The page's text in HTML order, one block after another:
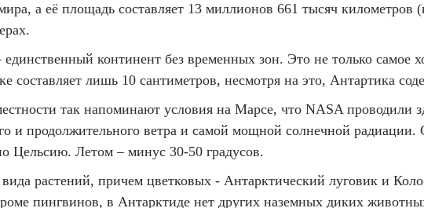
а её площадь составляет 13 миллионов 661 тысяч
континент без временных зон. Это не только самое
составляет лишь 10 сантиметров, несмотря на это, Антартика
так напоминают условия на Марсе, что NASA проводили
и продолжительного ветра и самой мощной солнечной
Цельсию. Летом – минус 30-50 градусов.
вида растений, причем цветковых - Антарктический луговик и
пингвинов, в Антарктиде нет других наземных диких